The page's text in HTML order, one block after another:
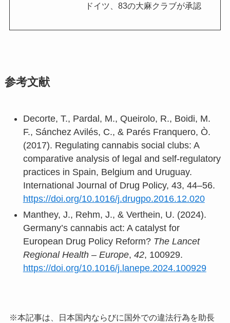
ドイツ、83の大麻クラブが承認
参考文献
Decorte, T., Pardal, M., Queirolo, R., Boidi, M.
F., Sánchez Avilés, C., & Parés Franquero, Ò.
(2017). Regulating cannabis social clubs: A
comparative analysis of legal and self-regulatory
practices in Spain, Belgium and Uruguay.
International Journal of Drug Policy, 43, 44–56.
https://doi.org/10.1016/j.drugpo.2016.12.020
Manthey, J., Rehm, J., & Verthein, U. (2024).
Germany’s cannabis act: A catalyst for
European Drug Policy Reform? The Lancet
Regional Health – Europe, 42, 100929.
https://doi.org/10.1016/j.lanepe.2024.100929
※本記事は、日本国内ならびに国外での違法行為を助長